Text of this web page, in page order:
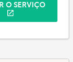
O SERVIÇO